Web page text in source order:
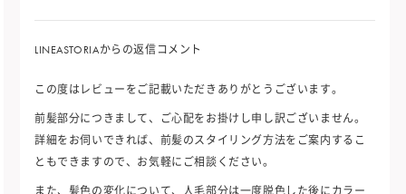
LINEASTORIAからの返信コメント
この度はレビューをご記載いただきありがとうございます。
前髪部分につきまして、ご心配をお掛けし申し訳ございません。
詳細をお伺いできれば、前髪のスタイリング方法をご案内するこ
ともできますので、お気軽にご相談ください。